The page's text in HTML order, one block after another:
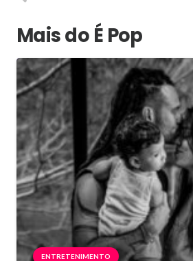
Mais do É Pop
ENTRETENIMENTO